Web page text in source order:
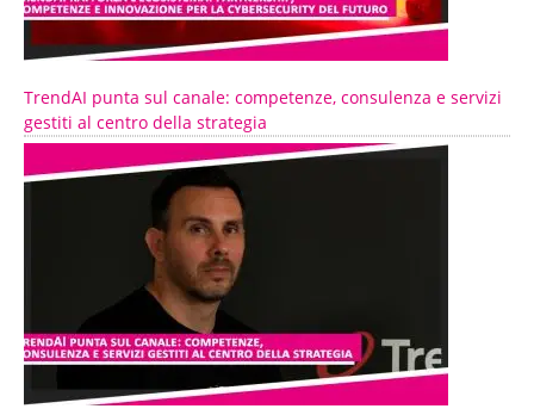
TrendAI punta sul canale: competenze, consulenza e servizi
gestiti al centro della strategia